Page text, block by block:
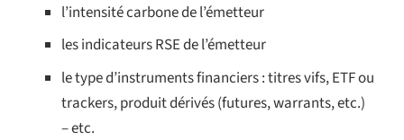
l’intensité carbone de l’émetteur
les indicateurs RSE de l’émetteur
le type d’instruments financiers : titres vifs, ETF ou
trackers, produit dérivés (futures, warrants, etc.)
– etc.